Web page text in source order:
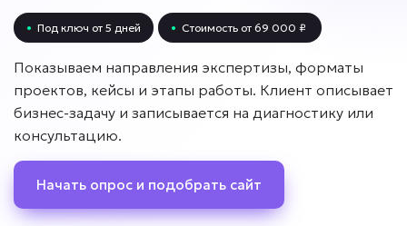
• Под ключ от 5 дней • Стоимость от 69 000 ₽
Показываем направления экспертизы, форматы
проектов, кейсы и этапы работы. Клиент описывает
бизнес-задачу и записывается на диагностику или
консультацию.
Начать опрос и подобрать сайт